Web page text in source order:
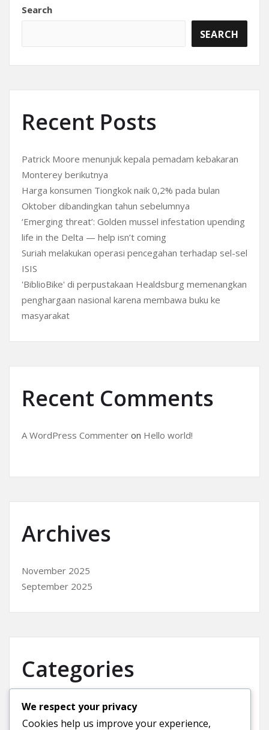
Search
SEARCH
Recent Posts
Patrick Moore menunjuk kepala pemadam kebakaran
Monterey berikutnya
Harga konsumen Tiongkok naik 0,2% pada bulan
Oktober dibandingkan tahun sebelumnya
‘Emerging threat’: Golden mussel infestation upending
life in the Delta — help isn’t coming
Suriah melakukan operasi pencegahan terhadap sel-sel
ISIS
'BiblioBike' di perpustakaan Healdsburg memenangkan
penghargaan nasional karena membawa buku ke
masyarakat
Recent Comments
A WordPress Commenter on Hello world!
Archives
November 2025
September 2025
Categories
Uncategorized
We respect your privacy
Cookies help us improve your experience,